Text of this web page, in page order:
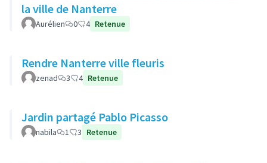
la ville de Nanterre
Aurélien 0 4 Retenue
Rendre Nanterre ville fleuris
zenad 3 4 Retenue
Jardin partagé Pablo Picasso
nabila 1 3 Retenue